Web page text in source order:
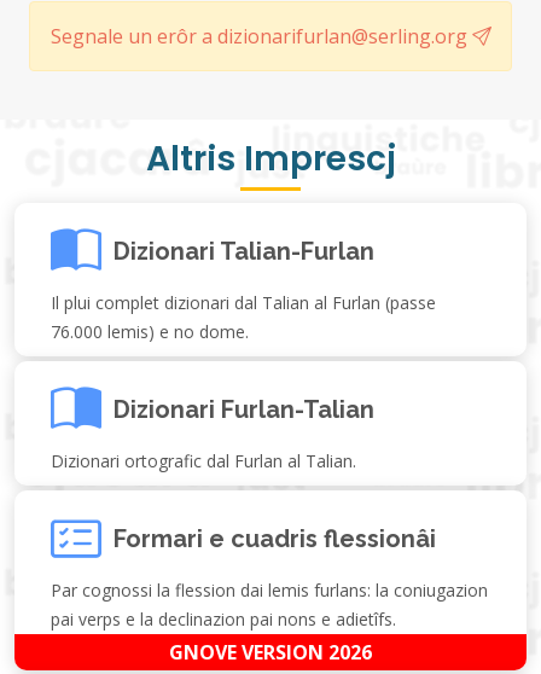
Segnale un erôr a dizionarifurlan@serling.org
Altris Imprescj
Dizionari Talian-Furlan
Il plui complet dizionari dal Talian al Furlan (passe
76.000 lemis) e no dome.
Dizionari Furlan-Talian
Dizionari ortografic dal Furlan al Talian.
Formari e cuadris flessionâi
Par cognossi la flession dai lemis furlans: la coniugazion
pai verps e la declinazion pai nons e adietîfs.
GNOVE VERSION 2026